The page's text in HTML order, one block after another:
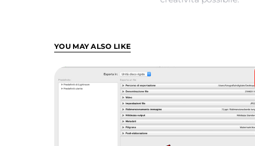
YOU MAY ALSO LIKE